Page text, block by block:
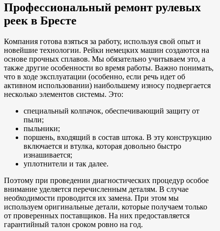
Профессиональный ремонт рулевых
реек в Бресте
Компания готова взяться за работу, используя свой опыт и
новейшие технологии. Рейки немецких машин создаются на
основе прочных сплавов. Мы обязательно учитываем это, а
также другие особенности во время работы. Важно понимать,
что в ходе эксплуатации (особенно, если речь идет об
активном использовании) наибольшему износу подвергается
несколько элементов системы. Это:
специальный колпачок, обеспечивающий защиту от
пыли;
пыльники;
поршень, входящий в состав штока. В эту конструкцию
включается и втулка, которая довольно быстро
изнашивается;
уплотнители и так далее.
Поэтому при проведении диагностических процедур особое
внимание уделяется перечисленным деталям. В случае
необходимости проводится их замена. При этом мы
используем оригинальные детали, которые получаем только
от проверенных поставщиков. На них предоставляется
гарантийный талон сроком ровно на год.